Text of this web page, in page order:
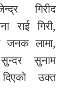
गिरीद
राई गिरी,
जनक लामा,
सुनाम
उक्त